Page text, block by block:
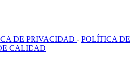
DE PRIVACIDAD - POLÍTICA DE
CALIDAD